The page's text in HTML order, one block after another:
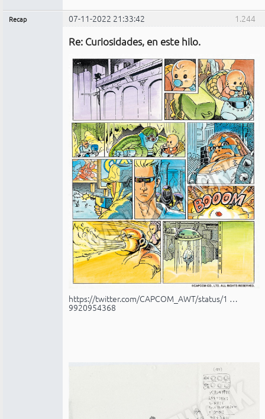
1.244
Recap 07-11-2022 21:33:42
Re: Curiosidades, en este hilo.
https://twitter.com/CAPCOM_AWT/status/1 …
9920954368